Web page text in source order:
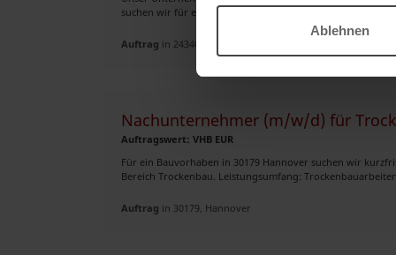
Ablehnen
suchen wir für ein neues Projekt in Eckernförde (PLZ
Auftrag in 24340, Eckernförde
Nachunternehmer (m/w/d) für
Auftragswert: VHB EUR
Für ein Bauvorhaben in 30179 Hannover suchen wir
Bereich Trockenbau. Leistungsumfang: Trockenbauarbeiten
Auftrag in 30179, Hannover